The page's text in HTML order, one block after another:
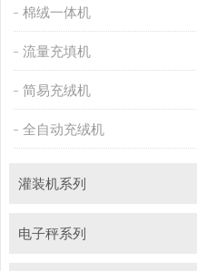
棉绒一体机
流量充填机
简易充绒机
全自动充绒机
灌装机系列
电子秤系列